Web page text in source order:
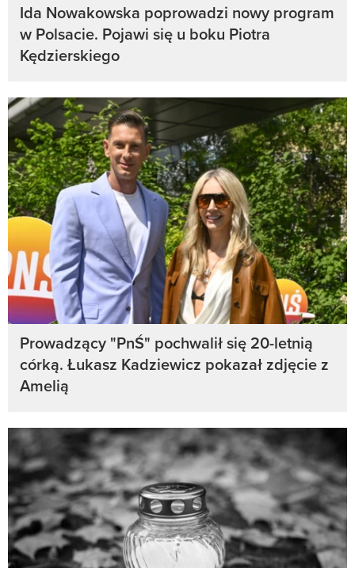
Ida Nowakowska poprowadzi nowy program
w Polsacie. Pojawi się u boku Piotra
Kędzierskiego
Prowadzący "PnŚ" pochwalił się 20-letnią
córką. Łukasz Kadziewicz pokazał zdjęcie z
Amelią